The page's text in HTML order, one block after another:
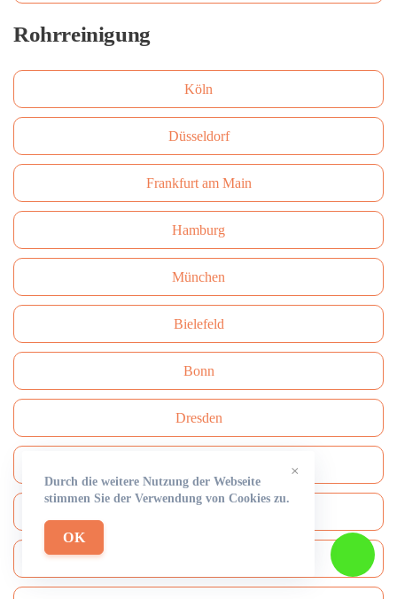
Rohrreinigung
Köln
Düsseldorf
Frankfurt am Main
Hamburg
München
Bielefeld
Bonn
Dresden
×
Durch die weitere Nutzung der Webseite
stimmen Sie der Verwendung von Cookies zu.
OK